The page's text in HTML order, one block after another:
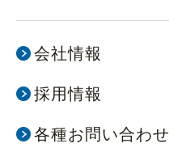
会社情報
採用情報
各種お問い合わせ